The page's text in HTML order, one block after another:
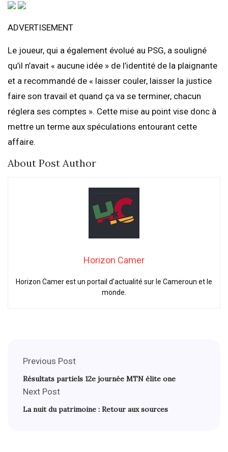
ADVERTISEMENT
Le joueur, qui a également évolué au PSG, a souligné
qu’il n’avait « aucune idée » de l’identité de la plaignante
et a recommandé de « laisser couler, laisser la justice
faire son travail et quand ça va se terminer, chacun
réglera ses comptes ». Cette mise au point vise donc à
mettre un terme aux spéculations entourant cette
affaire.
About Post Author
Horizon Camer
Horizon Camer est un portail d’actualité sur le Cameroun et le
monde.
Previous Post
Résultats partiels 12e journée MTN élite one
Next Post
La nuit du patrimoine : Retour aux sources